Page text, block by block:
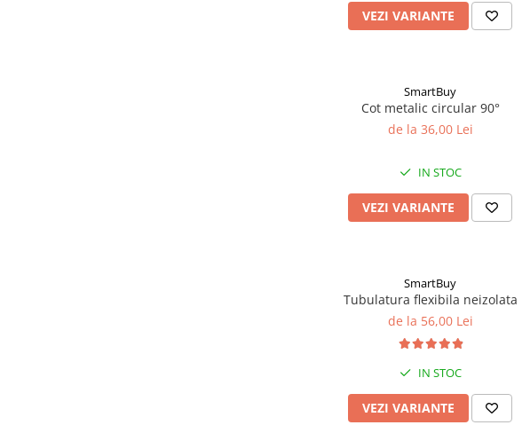
VEZI VARIANTE
SmartBuy
Cot metalic circular 90°
de la 36,00 Lei
IN STOC
VEZI VARIANTE
SmartBuy
Tubulatura flexibila neizolata
de la 56,00 Lei
IN STOC
VEZI VARIANTE